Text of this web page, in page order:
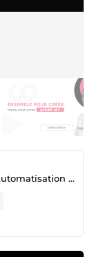
Expert Site Web IA - Agents IA - Automatisation IA